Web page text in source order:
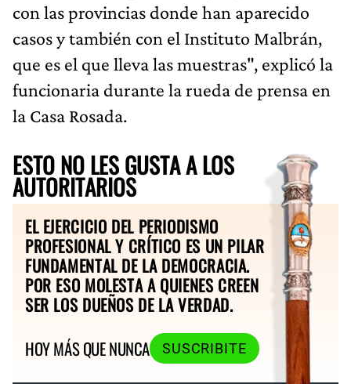
con las provincias donde han aparecido
casos y también con el Instituto Malbrán,
que es el que lleva las muestras", explicó la
funcionaria durante la rueda de prensa en
la Casa Rosada.
ESTO NO LES GUSTA A LOS
AUTORITARIOS
EL EJERCICIO DEL PERIODISMO
PROFESIONAL Y CRÍTICO ES UN PILAR
FUNDAMENTAL DE LA DEMOCRACIA.
POR ESO MOLESTA A QUIENES CREEN
SER LOS DUEÑOS DE LA VERDAD.
HOY MÁS QUE NUNCA
SUSCRIBITE